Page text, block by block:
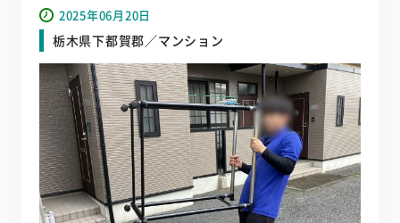
2025年06月20日
栃木県下都賀郡／マンション